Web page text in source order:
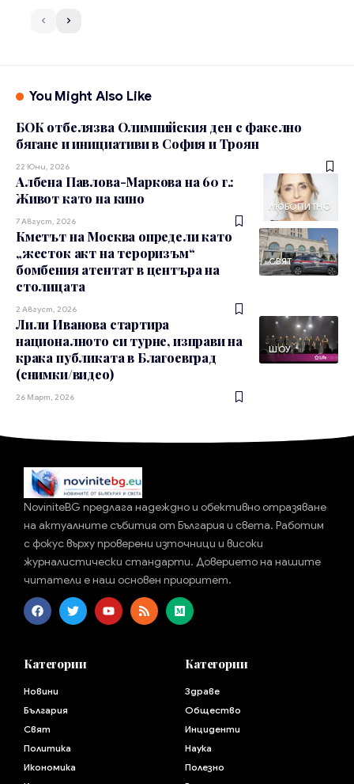
You Might Also Like
БОК отбелязва Олимпийския ден с факелно
бягане и инициативи в София и Троян
22 Юни, 2026
ЛЮБОПИТНО
Албена Павлова-Маркова на 60 г.:
Живот като на кино
7 Август, 2026
СВЯТ
Кметът на Москва определи като
„жесток акт на тероризъм“
бомбения атентат в центъра на
столицата
2 Август, 2026
ШОУ
Лили Иванова стартира
националното си турне, изправи на
крака публиката в Благоевград
(снимки/видео)
26 Март, 2026
NoviniteBG предлага надеждно и обективно отразяване
на актуалните събития от България и света. Работим
с фокус върху проверени източници и високи
журналистически стандарти. Доверието на нашите
читатели е наш основен приоритет.
Категории
Новини
България
Свят
Политика
Икономика
Категории
Здраве
Общество
Инциденти
Наука
Полезно